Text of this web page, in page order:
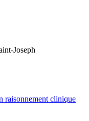
Joseph
raisonnement clinique